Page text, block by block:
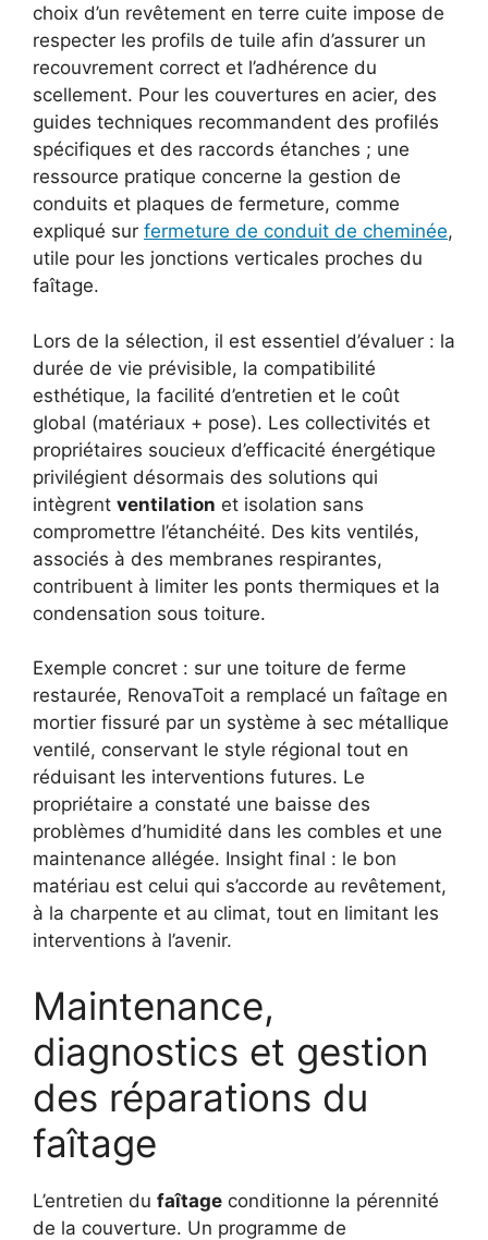
choix d’un revêtement en terre cuite impose de
respecter les profils de tuile afin d’assurer un
recouvrement correct et l’adhérence du
scellement. Pour les couvertures en acier, des
guides techniques recommandent des profilés
spécifiques et des raccords étanches ; une
ressource pratique concerne la gestion de
conduits et plaques de fermeture, comme
expliqué sur fermeture de conduit de cheminée,
utile pour les jonctions verticales proches du
faîtage.
Lors de la sélection, il est essentiel d’évaluer : la
durée de vie prévisible, la compatibilité
esthétique, la facilité d’entretien et le coût
global (matériaux + pose). Les collectivités et
propriétaires soucieux d’efficacité énergétique
privilégient désormais des solutions qui
intègrent ventilation et isolation sans
compromettre l’étanchéité. Des kits ventilés,
associés à des membranes respirantes,
contribuent à limiter les ponts thermiques et la
condensation sous toiture.
Exemple concret : sur une toiture de ferme
restaurée, RenovaToit a remplacé un faîtage en
mortier fissuré par un système à sec métallique
ventilé, conservant le style régional tout en
réduisant les interventions futures. Le
propriétaire a constaté une baisse des
problèmes d’humidité dans les combles et une
maintenance allégée. Insight final : le bon
matériau est celui qui s’accorde au revêtement,
à la charpente et au climat, tout en limitant les
interventions à l’avenir.
Maintenance,
diagnostics et gestion
des réparations du
faîtage
L’entretien du faîtage conditionne la pérennité
de la couverture. Un programme de